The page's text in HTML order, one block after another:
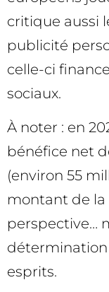
critique aussi
publicité
celle-ci
sociaux.
À noter : en
bénéfice net
(environ 55
montant de la
perspective…
détermination
esprits.